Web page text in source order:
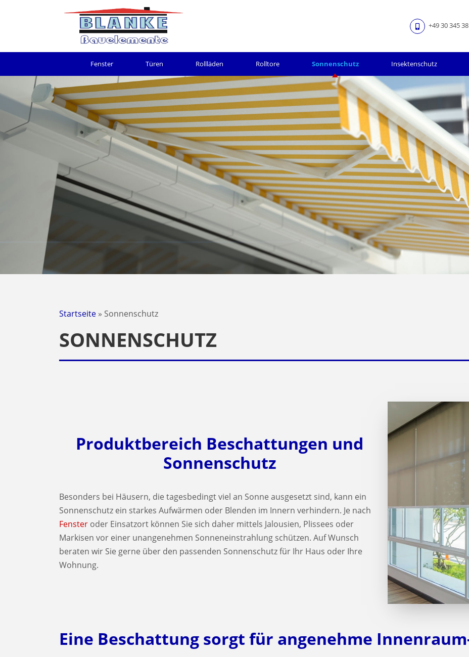
+49 30 345
Fenster Türen Rollläden Rolltore Sonnenschutz Insektenschutz
Startseite » Sonnenschutz
SONNENSCHUTZ
Produktbereich Beschattungen und
Sonnenschutz
Besonders bei Häusern, die tagesbedingt viel an Sonne ausgesetzt sind, kann ein
Sonnenschutz ein starkes Aufwärmen oder Blenden im Innern verhindern. Je nach
Fenster oder Einsatzort können Sie sich daher mittels Jalousien, Plissees oder
Markisen vor einer unangenehmen Sonneneinstrahlung schützen. Auf Wunsch
beraten wir Sie gerne über den passenden Sonnenschutz für Ihr Haus oder Ihre
Wohnung.
Eine Beschattung sorgt für angenehme